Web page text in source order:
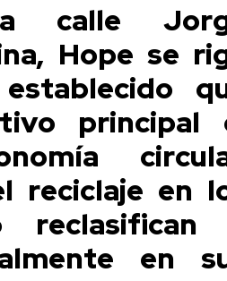
calle
Hope se
principal
reciclaje en
reclasifican
en